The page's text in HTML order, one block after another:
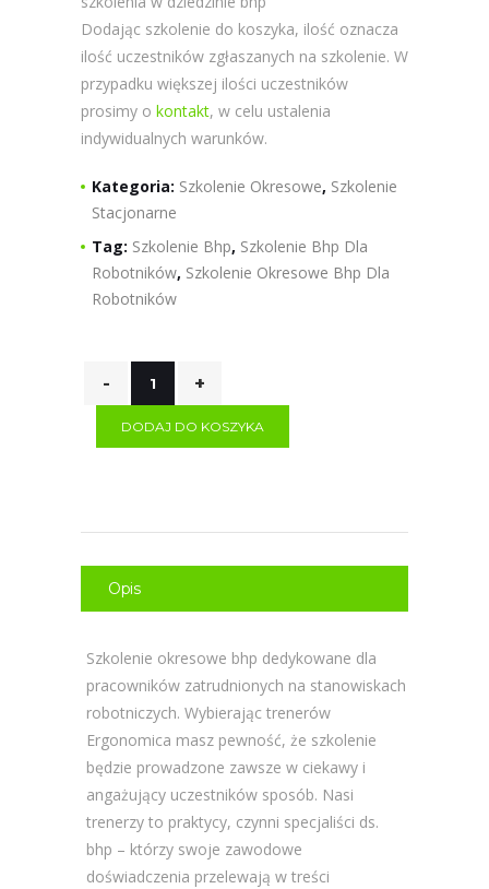
Dodając szkolenie do koszyka, ilość oznacza
ilość uczestników zgłaszanych na szkolenie. W
przypadku większej ilości uczestników
prosimy o kontakt, w celu ustalenia
indywidualnych warunków.
Kategoria: Szkolenie Okresowe, Szkolenie
Stacjonarne
Tag: Szkolenie Bhp, Szkolenie Bhp Dla
Robotników, Szkolenie Okresowe Bhp Dla
Robotników
DODAJ DO KOSZYKA
Opis
Szkolenie okresowe bhp dedykowane dla
pracowników zatrudnionych na stanowiskach
robotniczych. Wybierając trenerów
Ergonomica masz pewność, że szkolenie
będzie prowadzone zawsze w ciekawy i
angażujący uczestników sposób. Nasi
trenerzy to praktycy, czynni specjaliści ds.
bhp – którzy swoje zawodowe
doświadczenia przelewają w treści